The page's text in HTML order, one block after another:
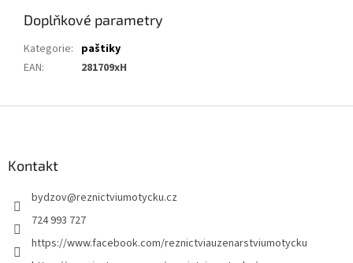
Doplňkové parametry
Kategorie: paštiky
EAN: 281709xH
Kontakt
bydzov@reznictviumotycku.cz
724 993 727
https://www.facebook.com/reznictviauzenarstviumotycku